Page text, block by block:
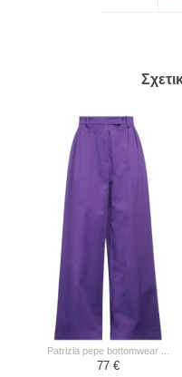
patrizia pepe bottomwear ...
77 €